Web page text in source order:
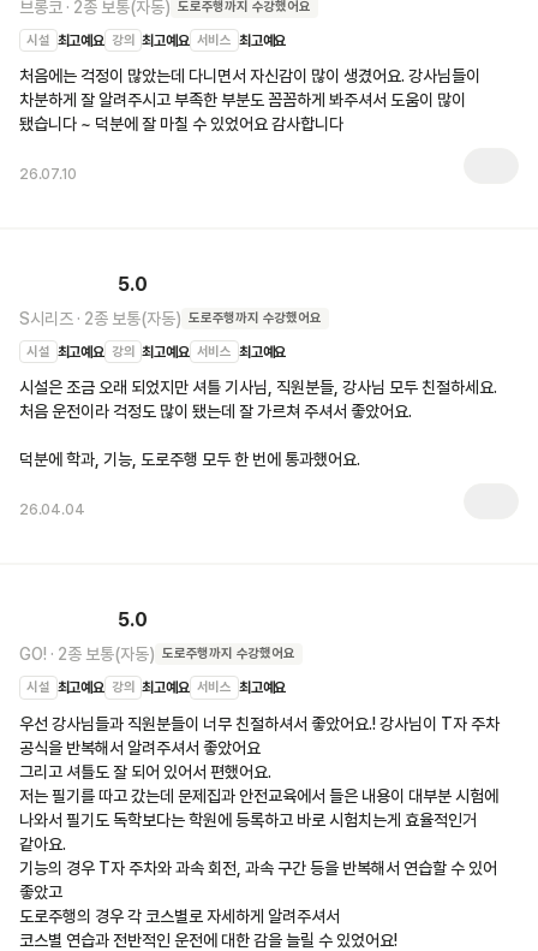
브롱코 · 2종 보통(자동) 도로주행까지 수강했어요
시설 최고예요 강의 최고예요 서비스 최고예요
처음에는 걱정이 많았는데 다니면서 자신감이 많이 생겼어요. 강사님들이
차분하게 잘 알려주시고 부족한 부분도 꼼꼼하게 봐주셔서 도움이 많이
됐습니다 ~ 덕분에 잘 마칠 수 있었어요 감사합니다
26.07.10
5.0
S시리즈 · 2종 보통(자동) 도로주행까지 수강했어요
시설 최고예요 강의 최고예요 서비스 최고예요
시설은 조금 오래 되었지만 셔틀 기사님, 직원분들, 강사님 모두 친절하세요.
처음 운전이라 걱정도 많이 됐는데 잘 가르쳐 주셔서 좋았어요.
덕분에 학과, 기능, 도로주행 모두 한 번에 통과했어요.
26.04.04
5.0
GO! · 2종 보통(자동) 도로주행까지 수강했어요
시설 최고예요 강의 최고예요 서비스 최고예요
우선 강사님들과 직원분들이 너무 친절하셔서 좋았어요.! 강사님이 T자 주차
공식을 반복해서 알려주셔서 좋았어요
그리고 셔틀도 잘 되어 있어서 편했어요.
저는 필기를 따고 갔는데 문제집과 안전교육에서 들은 내용이 대부분 시험에
나와서 필기도 독학보다는 학원에 등록하고 바로 시험치는게 효율적인거
같아요.
기능의 경우 T자 주차와 과속 회전, 과속 구간 등을 반복해서 연습할 수 있어
좋았고
도로주행의 경우 각 코스별로 자세하게 알려주셔서
코스별 연습과 전반적인 운전에 대한 감을 늘릴 수 있었어요!